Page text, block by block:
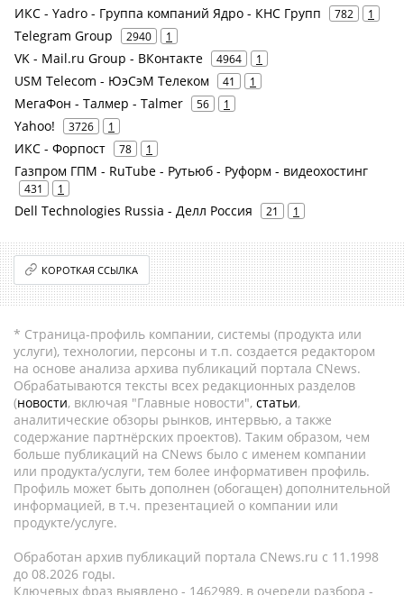
ИКС - Yadro - Группа компаний Ядро - КНС Групп 782 1
Telegram Group 2940 1
VK - Mail.ru Group - ВКонтакте 4964 1
USM Telecom - ЮэСэМ Телеком 41 1
МегаФон - Талмер - Talmer 56 1
Yahoo! 3726 1
ИКС - Форпост 78 1
Газпром ГПМ - RuTube - Рутьюб - Руформ - видеохостинг
431 1
Dell Technologies Russia - Делл Россия 21 1
КОРОТКАЯ ССЫЛКА
* Страница-профиль компании, системы (продукта или
услуги), технологии, персоны и т.п. создается редактором
на основе анализа архива публикаций портала CNews.
Обрабатываются тексты всех редакционных разделов
(новости, включая "Главные новости", статьи,
аналитические обзоры рынков, интервью, а также
содержание партнёрских проектов). Таким образом, чем
больше публикаций на CNews было с именем компании
или продукта/услуги, тем более информативен профиль.
Профиль может быть дополнен (обогащен) дополнительной
информацией, в т.ч. презентацией о компании или
продукте/услуге.
Обработан архив публикаций портала CNews.ru c 11.1998
до 08.2026 годы.
Ключевых фраз выявлено - 1462989, в очереди разбора -